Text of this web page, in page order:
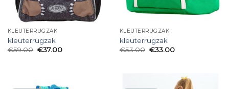
KLEUTERRUGZAK
kleuterrugzak
€59.00 €37.00
KLEUTERRUGZAK
kleuterrugzak
€53.00 €33.00